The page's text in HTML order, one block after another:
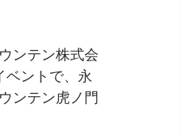
ンテン株式会
ベントで、永
ンテン虎ノ門